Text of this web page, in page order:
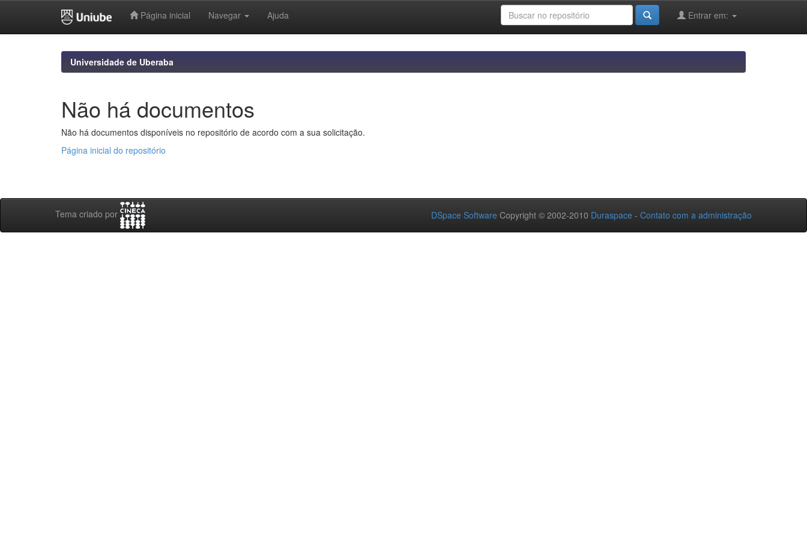
Página inicial Navegar Ajuda Entrar em:
Universidade de Uberaba
Não há documentos
Não há documentos disponíveis no repositório de acordo com a sua solicitação.
Página inicial do repositório
Tema criado por DSpace Software Copyright © 2002-2010 Duraspace - Contato com a administração